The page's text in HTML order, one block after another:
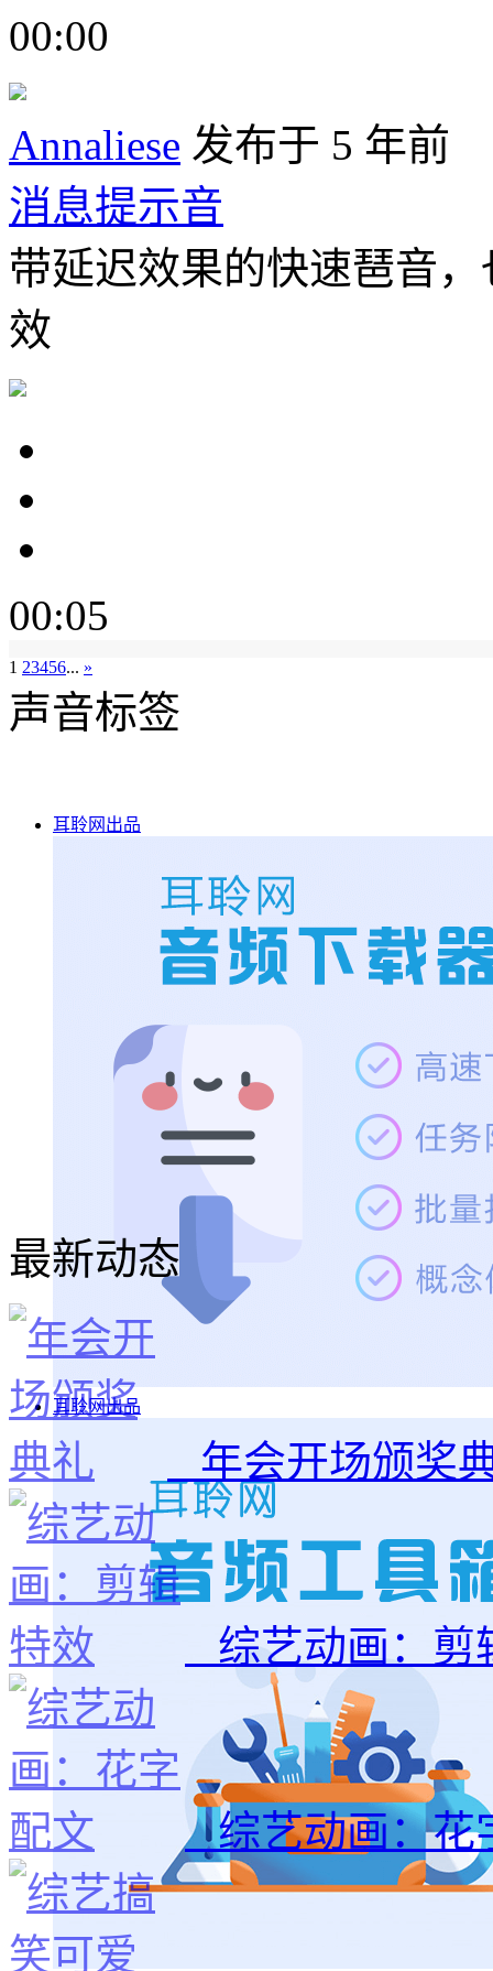
00:00
Annaliese 发布于 5 年前
消息提示音
带延迟效果的快速琶音
效
00:05
1 23456... »
声音标签
耳聆网出品
耳聆网出品
最新动态
年会开场颁奖
综艺动画：剪
综艺动画：花